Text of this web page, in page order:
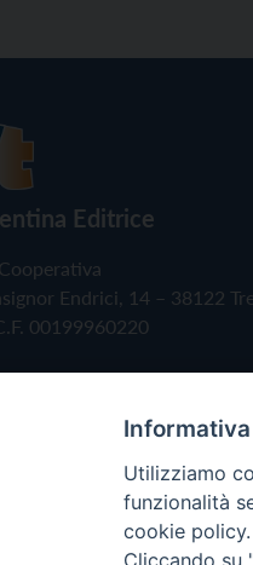
Editrice
Endrici, 14 – 38122
00199960220
Informativa
Utilizziamo
funzionalità
cookie policy.